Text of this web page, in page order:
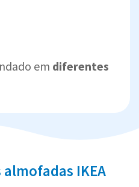
em diferentes
IKEA